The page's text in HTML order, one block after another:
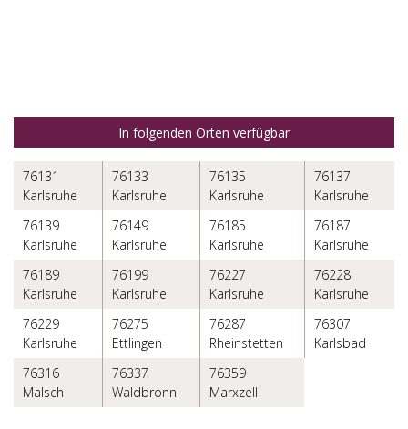
In folgenden Orten verfügbar
76131
Karlsruhe
76133
Karlsruhe
76135
Karlsruhe
76137
Karlsruhe
76139
Karlsruhe
76149
Karlsruhe
76185
Karlsruhe
76187
Karlsruhe
76189
Karlsruhe
76199
Karlsruhe
76227
Karlsruhe
76228
Karlsruhe
76229
Karlsruhe
76275
Ettlingen
76287
Rheinstetten
76307
Karlsbad
76316
Malsch
76337
Waldbronn
76359
Marxzell